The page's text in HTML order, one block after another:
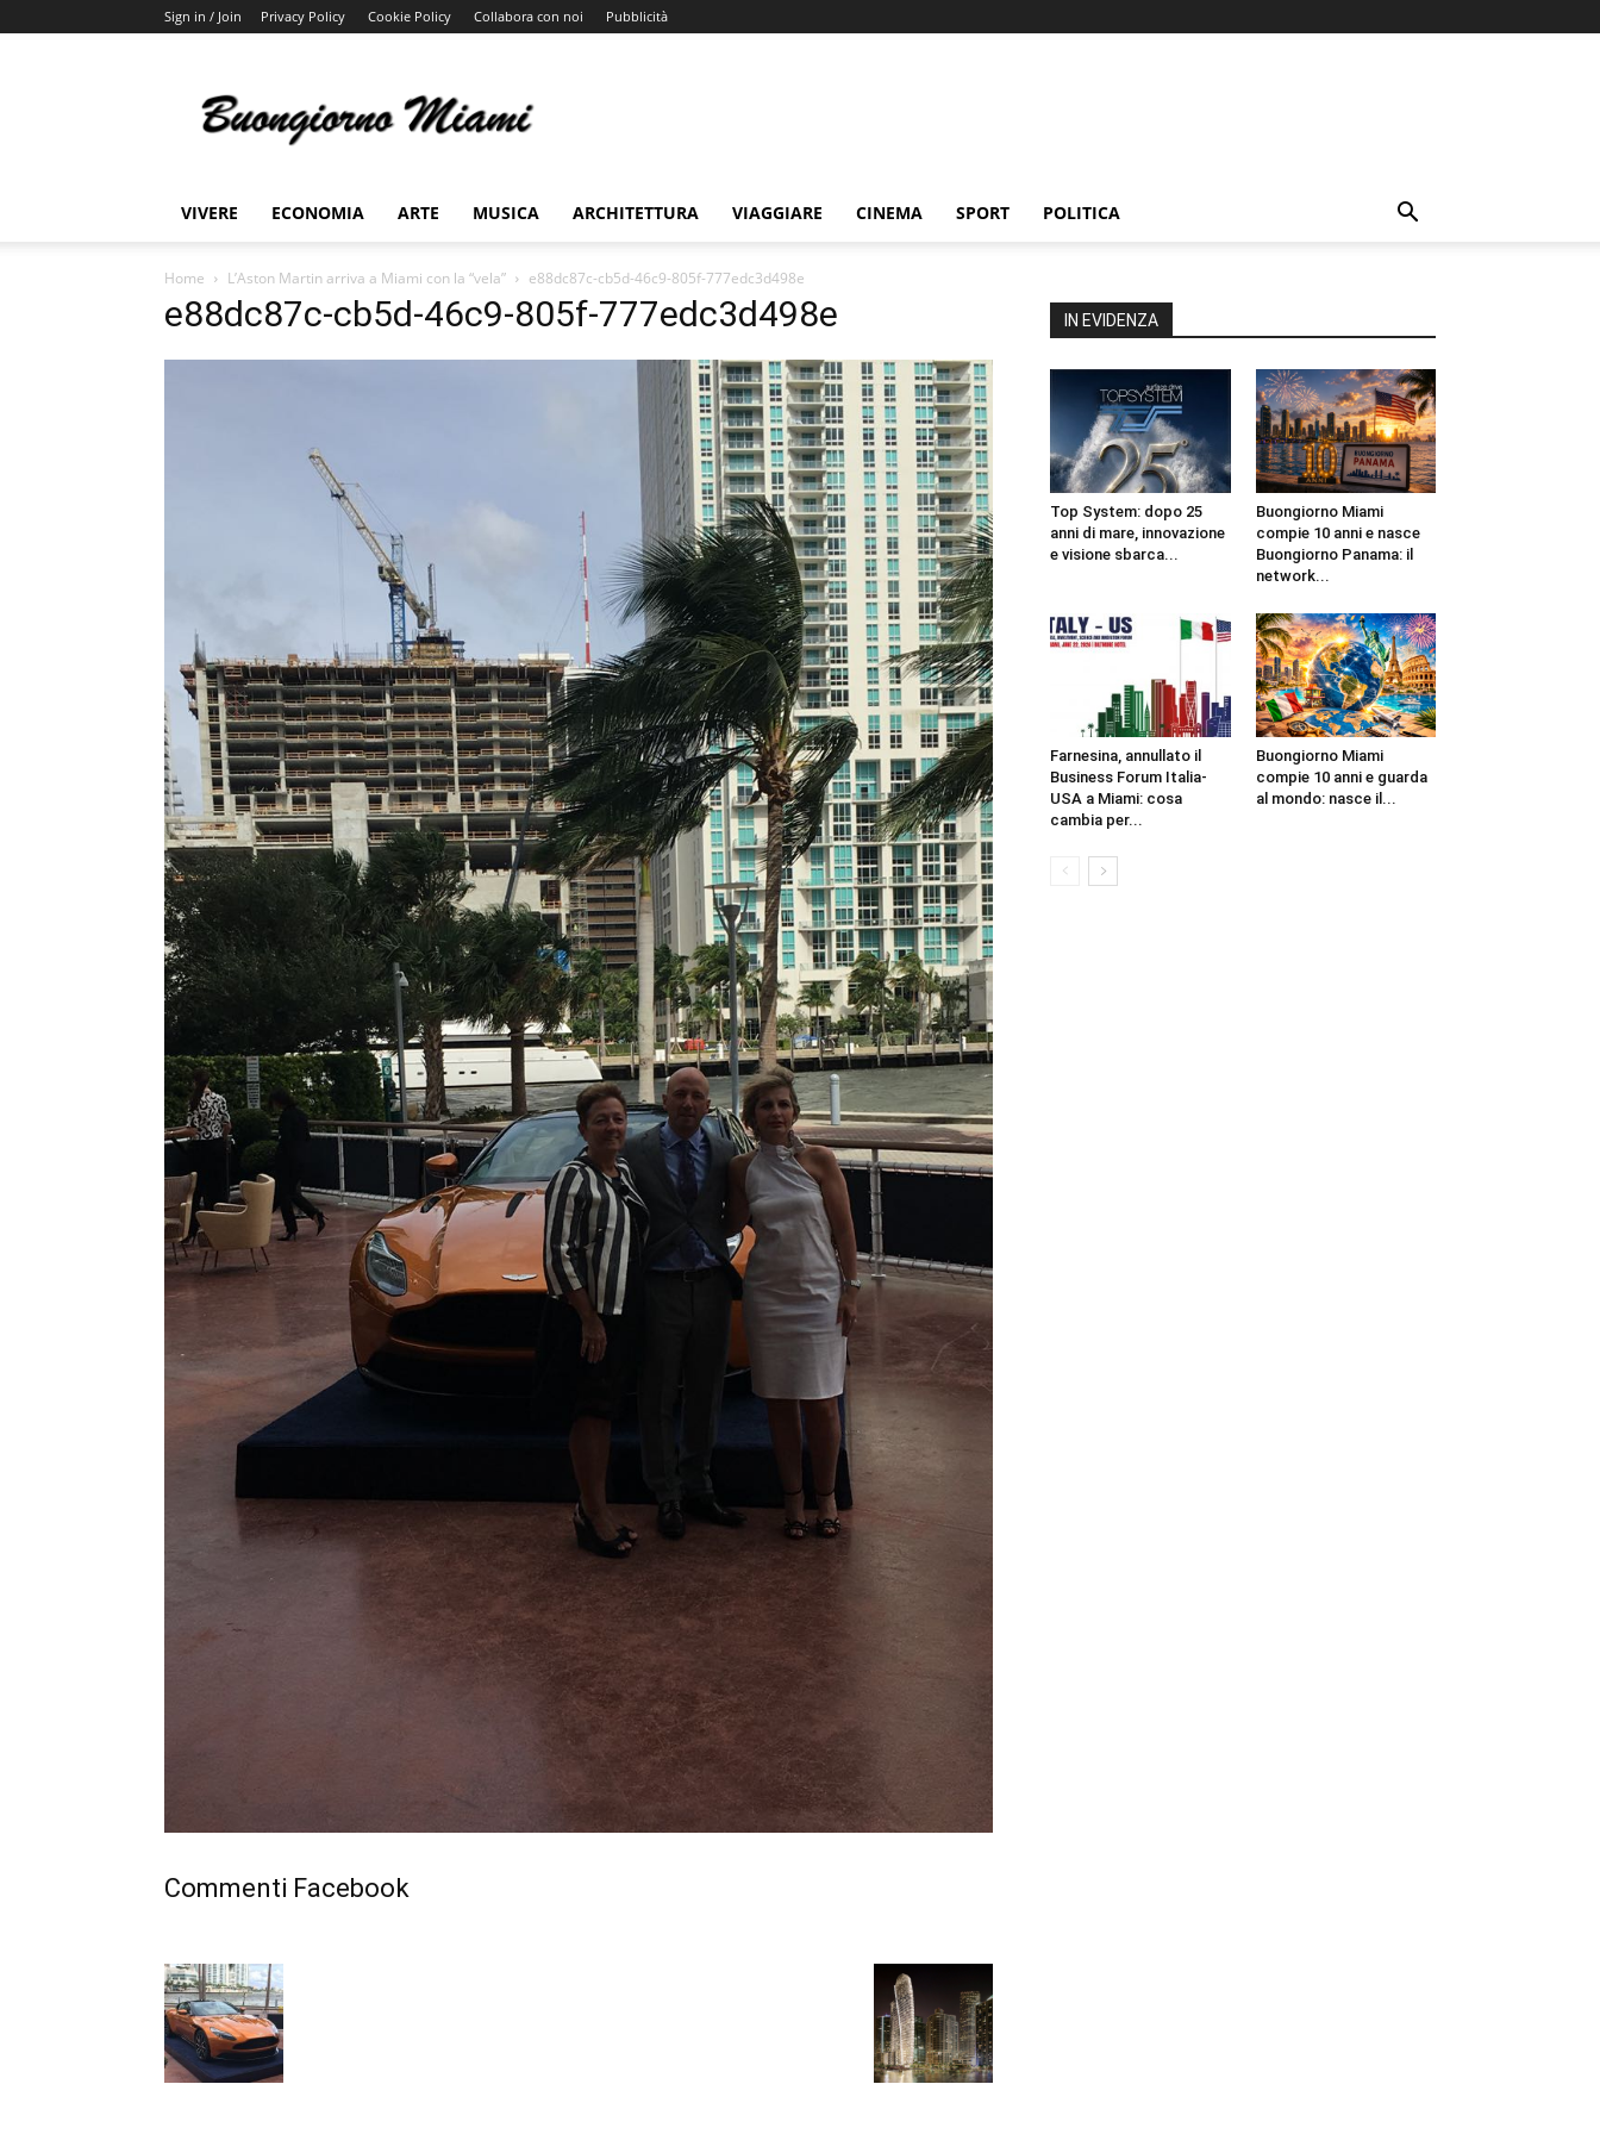
Sign in / Join Privacy Policy Cookie Policy Collabora con noi Pubblicità
Miami
VIVERE ECONOMIA ARTE MUSICA ARCHITETTURA VIAGGIARE CINEMA SPORT POLITICA
Home L’Aston Martin arriva a Miami con la “vela” e88dc87c-cb5d-46c9-805f-777edc3d498e
e88dc87c-cb5d-46c9-805f-777edc3d498e
Commenti Facebook
IN EVIDENZA
Top System: dopo 25
anni di mare, innovazione
e visione sbarca...
Buongiorno Miami
compie 10 anni e nasce
Buongiorno Panama: il
network...
Farnesina, annullato il
Business Forum Italia-
USA a Miami: cosa
cambia per...
Buongiorno Miami
compie 10 anni e guarda
al mondo: nasce il...